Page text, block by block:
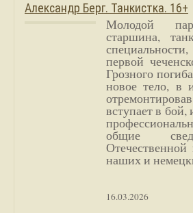
Александр Берг. Танкистка. 16+
Молодой
старшина,
первой
Грозного
новое тело, в
вступает в бой,
общие
наших и
16.03.2026